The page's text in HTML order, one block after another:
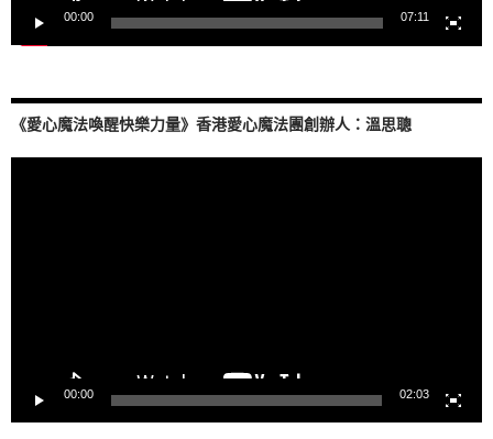
00:00 07:11
《愛心魔法喚醒快樂力量》香港愛心魔法團創辦人：溫思聰
00:00 02:03